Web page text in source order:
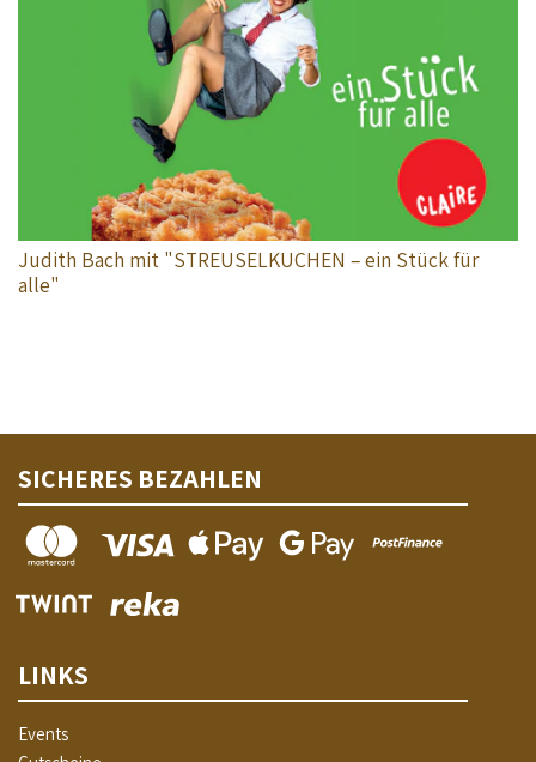
Judith Bach mit "STREUSELKUCHEN – ein Stück für
alle"
SICHERES BEZAHLEN
LINKS
Events